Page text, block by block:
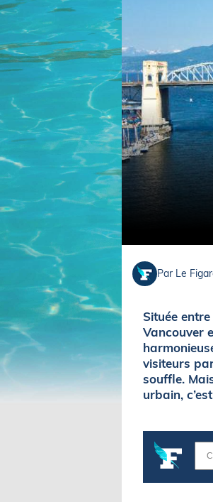
Economie
Yachting
Par Le
Située
Vancouver
visiteurs
souffle.
urbain,